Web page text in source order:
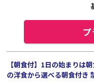
【朝食付】1日の始まりは
の洋食から選べる朝食付き